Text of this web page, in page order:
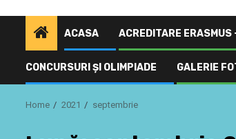
ACASA ACREDITARE ERASMUS
CONCURSURI ŞI OLIMPIADE GALERIE
Home 2021 septembrie